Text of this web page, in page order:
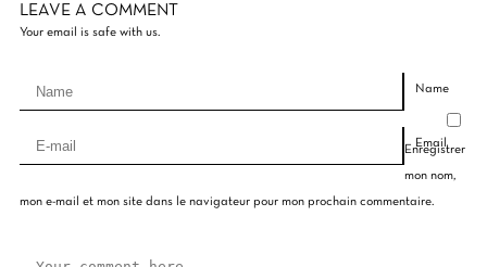
LEAVE A COMMENT
Your email is safe with us.
Name
Email
Enregistrer
mon nom,
mon e-mail et mon site dans le navigateur pour mon prochain commentaire.